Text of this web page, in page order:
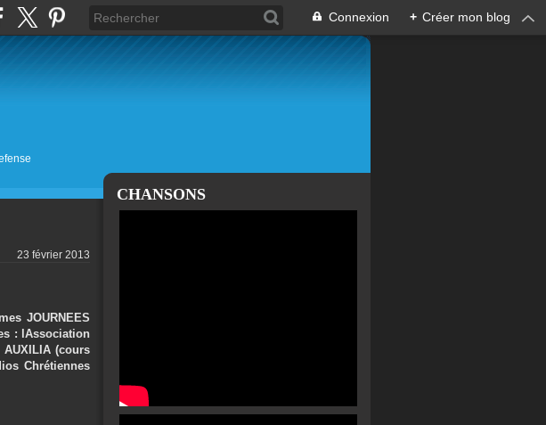
Connexion + Créer mon blog
23 février 2013
JOURNEES
: lAssociation
(cours
Chrétiennes
CHANSONS